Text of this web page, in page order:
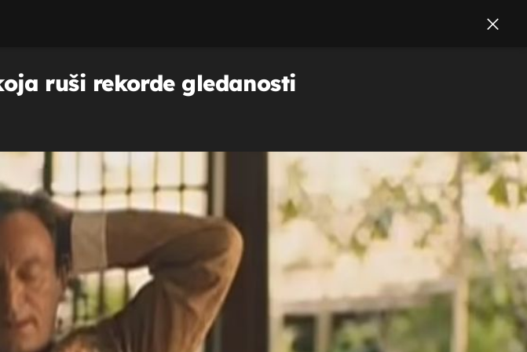
ruši rekorde gledanosti